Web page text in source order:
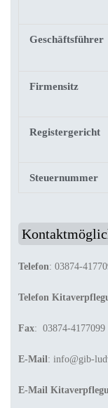
Geschäftsführer
Firmensitz
Registergericht
Steuernummer
Telefon: 03874-
Telefon
Fax: 03874-4177099
E-Mail : info@gib-
E-Mail